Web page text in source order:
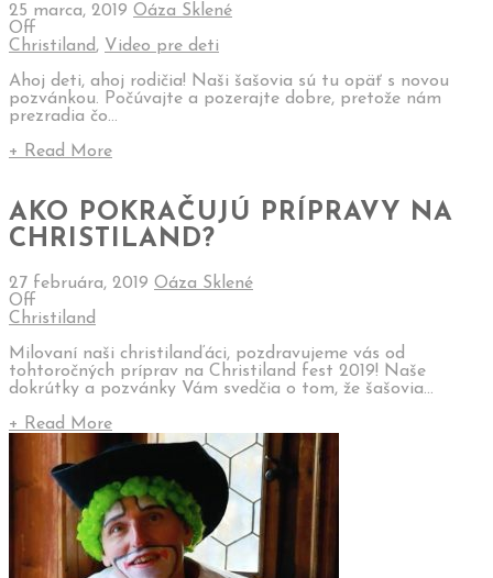
25 marca, 2019 Oáza Sklené
Off
Christiland, Video pre deti
Ahoj deti, ahoj rodičia! Naši šašovia sú tu opäť s novou
pozvánkou. Počúvajte a pozerajte dobre, pretože nám
prezradia čo...
+ Read More
AKO POKRAČUJÚ PRÍPRAVY NA
CHRISTILAND?
27 februára, 2019 Oáza Sklené
Off
Christiland
Milovaní naši christilanďáci, pozdravujeme vás od
tohtoročných príprav na Christiland fest 2019! Naše
dokrútky a pozvánky Vám svedčia o tom, že šašovia...
+ Read More